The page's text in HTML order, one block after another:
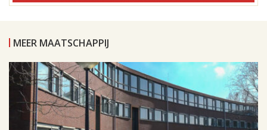
MEER MAATSCHAPPIJ